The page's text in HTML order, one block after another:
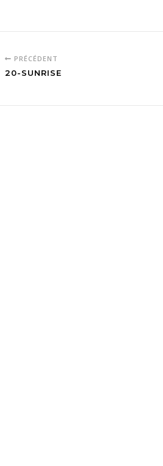
PRÉCÉDENT
20-SUNRISE